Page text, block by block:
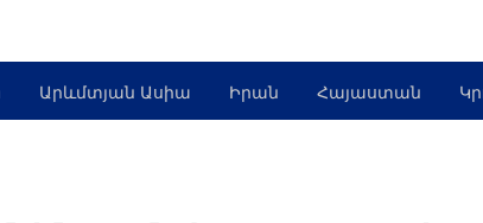
Արևմտյան Ասիա Իրան Հայաստան